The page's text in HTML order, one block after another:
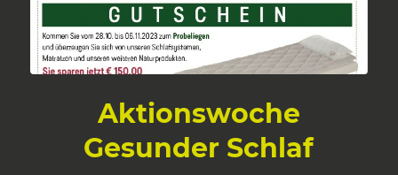
Aktionswoche
Gesunder Schlaf